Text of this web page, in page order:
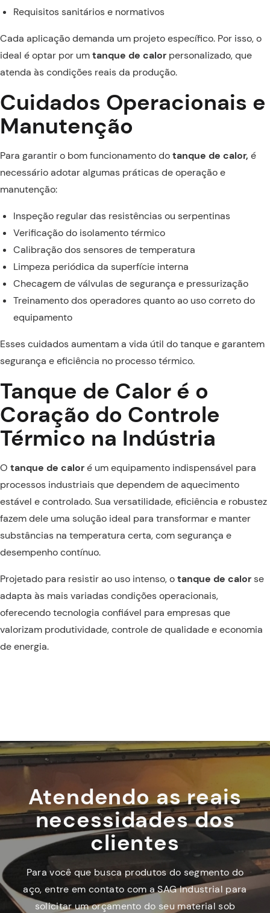
Requisitos sanitários e normativos
Cada aplicação demanda um projeto específico. Por isso, o
ideal é optar por umtanque de calor personalizado, que
atenda às condições reais da produção.
Cuidados Operacionais e
Manutenção
Para garantir o bom funcionamento dotanque de calor, é
necessário adotar algumas práticas de operação e
manutenção:
Inspeção regular das resistências ou serpentinas
Verificação do isolamento térmico
Calibração dos sensores de temperatura
Limpeza periódica da superfície interna
Checagem de válvulas de segurança e pressurização
Treinamento dos operadores quanto ao uso correto do
equipamento
Esses cuidados aumentam a vida útil do tanque e garantem
segurança e eficiência no processo térmico.
Tanque de Calor é o
Coração do Controle
Térmico na Indústria
O tanque de caloré um equipamento indispensável para
processos industriais que dependem de aquecimento
estável e controlado. Sua versatilidade, eficiência e robustez
fazem dele uma solução ideal para transformar e manter
substâncias na temperatura certa, com segurança e
desempenho contínuo.
Projetado para resistir ao uso intenso, otanque de calorse
adapta às mais variadas condições operacionais,
oferecendo tecnologia confiável para empresas que
valorizam produtividade, controle de qualidade e economia
de energia.
Atendendo as reais
necessidades dos
clientes
Para você que busca produtos do segmento do
aço, entre em contato com a SAG Industrial para
solicitar um orçamento do seu material sob